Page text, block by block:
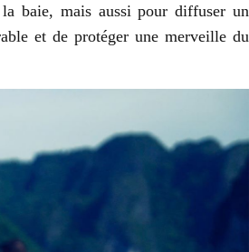
baie, mais aussi pour diffuser un
et de protéger une merveille du